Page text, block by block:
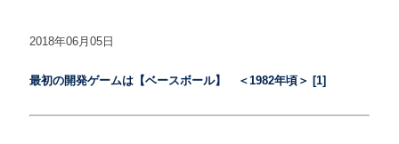
2018年06月05日
最初の開発ゲームは【ベースボール】 ＜1982年頃＞ [1]